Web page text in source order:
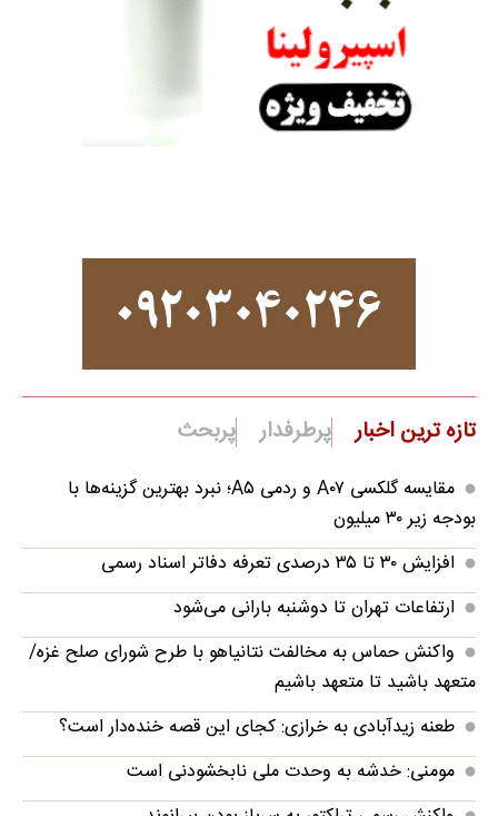
تازه ترین اخبار پرطرفدار پربحث
مقایسه گلکسی A۰۷ و ردمی A۵؛ نبرد بهترین گزینه‌ها با
بودجه زیر ۳۰ میلیون
افزایش ۳۰ تا ۳۵ درصدی تعرفه دفاتر اسناد رسمی
ارتفاعات تهران تا دوشنبه بارانی می‌شود
واکنش حماس به مخالفت نتانیاهو با طرح شورای صلح غزه/
متعهد باشید تا متعهد باشیم
طعنه زیدآبادی به خرازی: کجای این قصه خنده‌دار است؟
مومنی: خدشه به وحدت ملی نابخشودنی است